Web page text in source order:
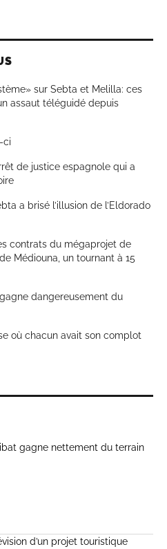
sur Sebta et Melilla: ces
assaut téléguidé depuis
ci
de justice espagnole qui a
a brisé l’illusion de l’Eldorado
contrats du mégaprojet de
Médiouna, un tournant à 15
dangereusement du
où chacun avait son complot
gagne nettement du terrain
d’un projet touristique